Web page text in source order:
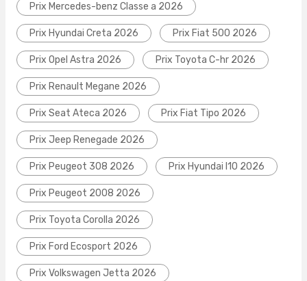
Prix Mercedes-benz Classe a 2026
Prix Hyundai Creta 2026 Prix Fiat 500 2026
Prix Opel Astra 2026 Prix Toyota C-hr 2026
Prix Renault Megane 2026
Prix Seat Ateca 2026 Prix Fiat Tipo 2026
Prix Jeep Renegade 2026
Prix Peugeot 308 2026 Prix Hyundai I10 2026
Prix Peugeot 2008 2026
Prix Toyota Corolla 2026
Prix Ford Ecosport 2026
Prix Volkswagen Jetta 2026